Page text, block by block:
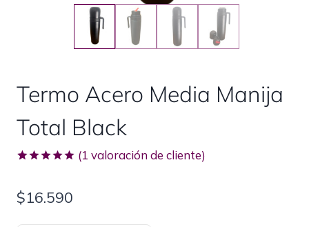
Termo Acero Media Manija
Total Black
de 5 en
base a
(1 valoración de cliente)
$16.590